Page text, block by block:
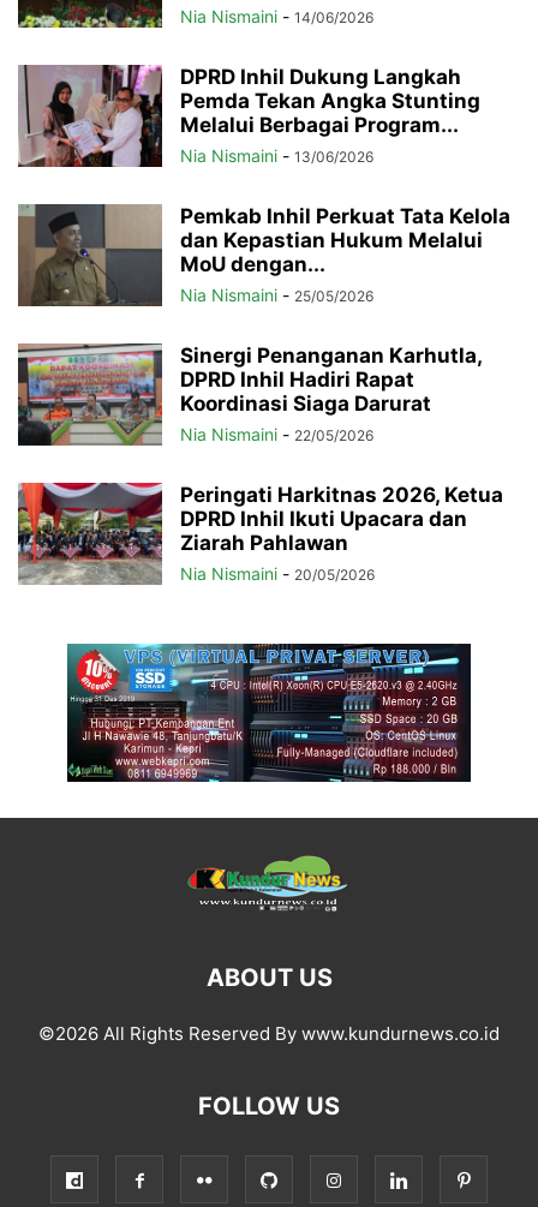
Nia Nismaini - 14/06/2026
DPRD Inhil Dukung Langkah
Pemda Tekan Angka Stunting
Melalui Berbagai Program...
Nia Nismaini - 13/06/2026
Pemkab Inhil Perkuat Tata Kelola
dan Kepastian Hukum Melalui
MoU dengan...
Nia Nismaini - 25/05/2026
Sinergi Penanganan Karhutla,
DPRD Inhil Hadiri Rapat
Koordinasi Siaga Darurat
Nia Nismaini - 22/05/2026
Peringati Harkitnas 2026, Ketua
DPRD Inhil Ikuti Upacara dan
Ziarah Pahlawan
Nia Nismaini - 20/05/2026
ABOUT US
©2026 All Rights Reserved By www.kundurnews.co.id
FOLLOW US